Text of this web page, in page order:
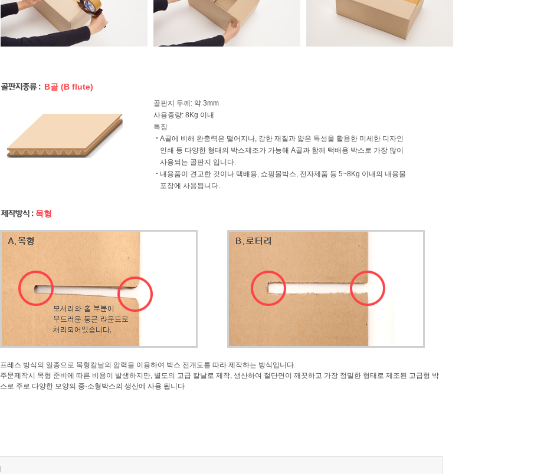
B골 (B flute)
골판지 두께: 약 3mm
사용중량: 8Kg 이내
특징
A골에 비해 완충력은 떨어지나, 강한 재질과 얇은 특성을 활용한 미세한 디자인
인쇄 등 다양한 형태의 박스제조가 가능해 A골과 함께 택배용 박스로 가장 많이
사용되는 골판지 입니다.
내용품이 견고한 것이나 택배용, 쇼핑몰박스, 전자제품 등 5~8Kg 이내의 내용물
포장에 사용됩니다.
목형
프레스 방식의 일종으로 목형칼날의 압력을 이용하여 박스 전개도를 따라 제작하는 방식입니다.
주문제작시 목형 준비에 따른 비용이 발생하지만, 별도의 고급 칼날로 제작, 생산하여 절단면이 깨끗하고 가장 정밀한 형태로 제조된 고급형 박
스로 주로 다양한 모양의 중·소형박스의 생산에 사용 됩니다